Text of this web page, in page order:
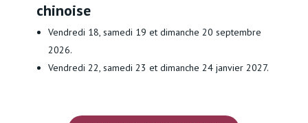
chinoise
Vendredi 18, samedi 19 et dimanche 20 septembre
2026.
Vendredi 22, samedi 23 et dimanche 24 janvier 2027.